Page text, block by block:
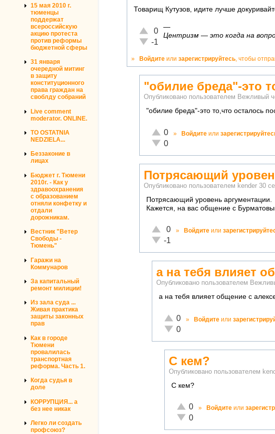
15 мая 2010 г.
тюменцы
поддержат
всероссийскую
акцию протеста
против реформы
бюджетной сферы
31 января
очередной митинг
в защиту
конституционного
права граждан на
своблду собраний
Live comment
moderator. ONLINE.
TO OSTATNIA
NEDZIELA...
Беззаконие в
лицах
Бюджет г. Тюмени
2010г. - Как у
здравоохранения
с образованием
отняли конфетку и
отдали
дорожникам.
Вестник "Ветер
Свободы -
Тюмень"
Гаражи на
Коммунаров
За капитальный
ремонт милиции!
Из зала суда ...
Живая практика
защиты законных
прав
Как в городе
Тюмени
провалилась
транспортная
реформа. Часть 1.
Когда судья в
доле
КОРРУПЦИЯ... а
без нее никак
Легко ли создать
профсоюз?
Товарищ Кутузов, идите лучше
Отлично!
0
Неадекватно!
-1
—
Центризм — это когда на
» Войдите или зарегистрируйтесь, чтобы
"обилие бреда"-это
Опубликовано пользователем Вежливый
"обилие бреда"-это то,что осталось
Отлично!
0
Неадекватно!
0
» Войдите или
Потрясающий
Опубликовано пользователем kender 30
Потрясающий уровень аргументации.
Кажется, на вас общение с
Отлично!
0
Неадекватно!
-1
» Войдите или
а на тебя влияет
Опубликовано пользователем
а на тебя влияет общение с
Отлично!
0
Неадекватно!
0
» Войдите или
С кем?
Опубликовано пользователем
С кем?
Отлично!
0
Неадекватно!
0
» Войдите или